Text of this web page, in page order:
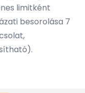
limitként
besorolása 7